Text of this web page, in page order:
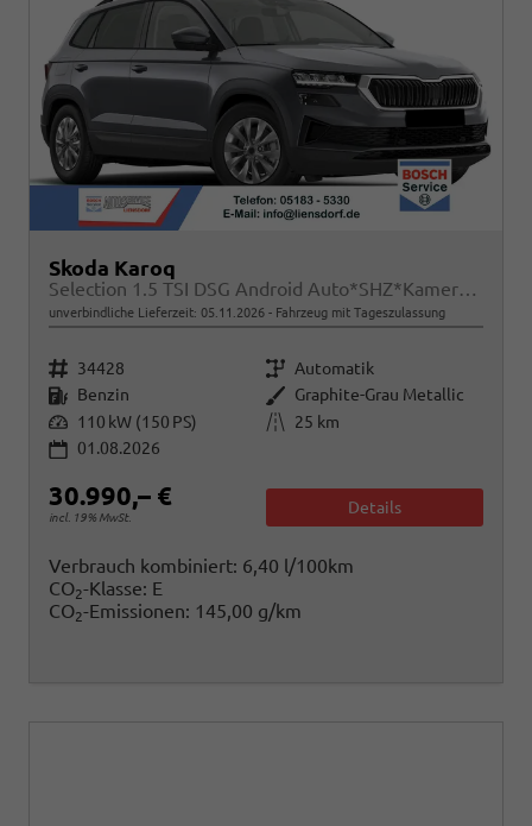
Skoda Karoq
Selection 1.5 TSI DSG Android Auto*SHZ*Kamera*PDC v/h*Klimaauto*SUNSET*LED
unverbindliche Lieferzeit: 05.11.2026 Fahrzeug mit Tageszulassung
Fahrzeugnr. 34428 Getriebe Automatik
Kraftstoff Benzin Außenfarbe Graphite-Grau Metallic
Leistung 110 kW (150 PS) Kilometerstand
25 km
01.08.2026
30.990,– €
incl. 19% MwSt.
Details
Verbrauch kombiniert: 6,40 l/100km
CO2-Klasse: E
CO2-Emissionen: 145,00 g/km